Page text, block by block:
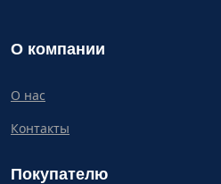
О компании
О нас
Контакты
Покупателю